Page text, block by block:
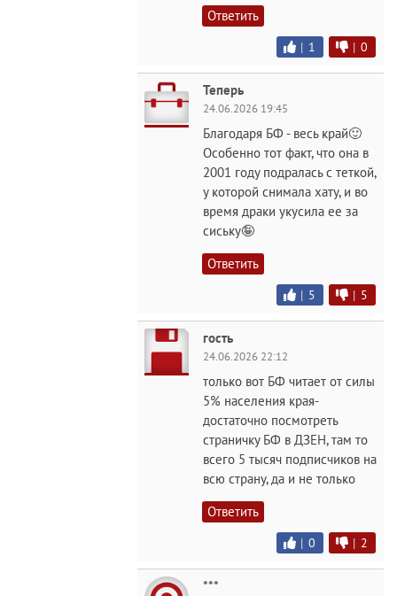
Ответить
| 1 | 0
Теперь
24.06.2026 19:45
Благодаря БФ - весь край🙂
Особенно тот факт, что она в
2001 году подралась с теткой,
у которой снимала хату, и во
время драки укусила ее за
сиську🤪
Ответить
| 5 | 5
гость
24.06.2026 22:12
только вот БФ читает от силы
5% населения края-
достаточно посмотреть
страничку БФ в ДЗЕН, там то
всего 5 тысяч подписчиков на
всю страну, да и не только
Ответить
| 0 | 2
***